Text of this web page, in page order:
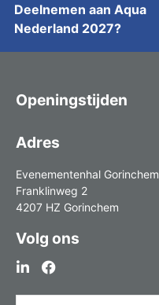
Deelnemen aan Aqua
Nederland 2027?
Openingstijden
Adres
Evenementenhal Gorinchem
Franklinweg 2
4207 HZ Gorinchem
Volg ons